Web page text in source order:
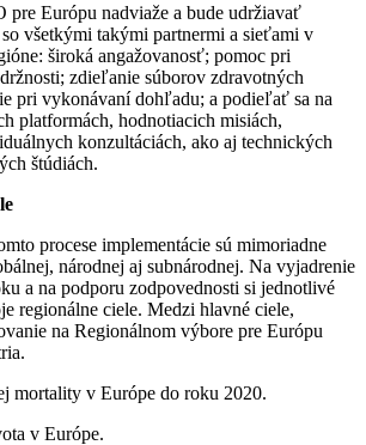
pre Európu nadviaže a bude udržiavať
všetkými takými partnermi a sieťami v
široká angažovanosť; pomoc pri
zdieľanie súborov zdravotných
pri vykonávaní dohľadu; a podieľať sa na
platformách, hodnotiacich misiách,
konzultáciách, ako aj technických
štúdiách.
procese implementácie sú mimoriadne
národnej aj subnárodnej. Na vyjadrenie
a na podporu zodpovednosti si jednotlivé
regionálne ciele. Medzi hlavné ciele,
na Regionálnom výbore pre Európu
mortality v Európe do roku 2020.
v Európe.